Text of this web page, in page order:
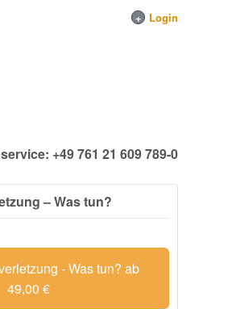
+ Login
+49 761 21 609 789-0
– Was tun?
- Was tun? ab
49,00 €